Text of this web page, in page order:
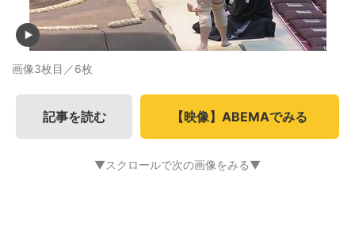
画像3枚目／6枚
記事を読む 【映像】ABEMAでみる
▼スクロールで次の画像をみる▼